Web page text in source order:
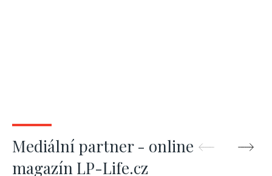
Mediální partner - online
magazín LP-Life.cz